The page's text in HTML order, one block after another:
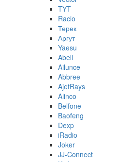
TYT
Racio
Терек
Аргут
Yaesu
Abell
Ailunce
Abbree
AjetRays
Alinco
Belfone
Baofeng
Dexp
iRadio
Joker
JJ-Connect